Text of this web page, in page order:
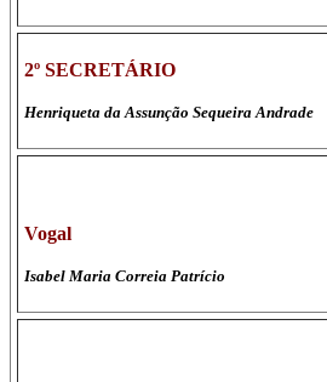
2º SECRETÁRIO
Henriqueta da Assunção Sequeira Andrade
Vogal
Isabel Maria Correia Patrício